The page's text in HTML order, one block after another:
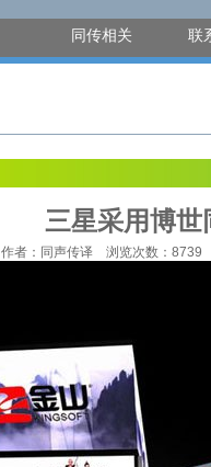
同传相关 联
三星采用博
作者：同声传译 浏览次数：8739